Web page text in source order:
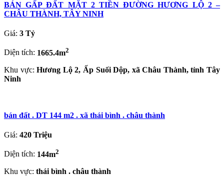
BÁN GẤP ĐẤT MẶT 2 TIỀN ĐƯỜNG HƯƠNG LỘ 2 –
CHÂU THÀNH, TÂY NINH
Giá: 3 Tỷ
Diện tích: 1665.4m2
Khu vực:Hương Lộ 2, Ấp Suối Dộp, xã Châu Thành, tỉnh Tây
Ninh
bán đất . DT 144 m2 . xã thái bình . châu thành
Giá: 420 Triệu
Diện tích: 144m2
Khu vực: thái bình . châu thành